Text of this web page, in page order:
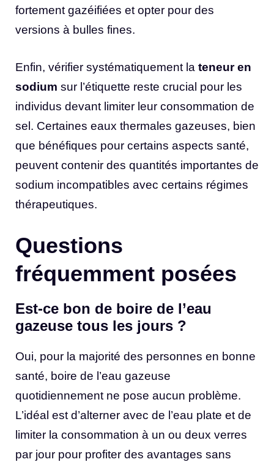
fortement gazéifiées et opter pour des
versions à bulles fines.
Enfin, vérifier systématiquement la teneur en
sodium sur l’étiquette reste crucial pour les
individus devant limiter leur consommation de
sel. Certaines eaux thermales gazeuses, bien
que bénéfiques pour certains aspects santé,
peuvent contenir des quantités importantes de
sodium incompatibles avec certains régimes
thérapeutiques.
Questions
fréquemment posées
Est-ce bon de boire de l’eau
gazeuse tous les jours ?
Oui, pour la majorité des personnes en bonne
santé, boire de l’eau gazeuse
quotidiennement ne pose aucun problème.
L’idéal est d’alterner avec de l’eau plate et de
limiter la consommation à un ou deux verres
par jour pour profiter des avantages sans